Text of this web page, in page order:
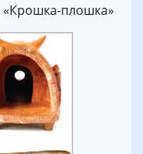
плошка»